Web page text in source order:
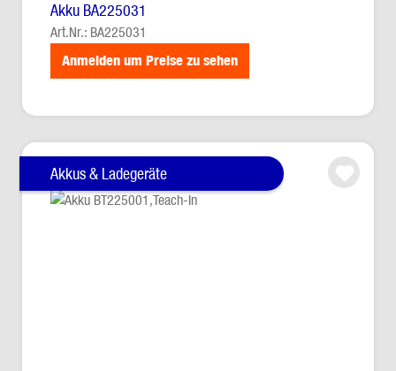
Akku BA225031
Art.Nr.: BA225031
Anmelden um Preise zu sehen
Akkus & Ladegeräte